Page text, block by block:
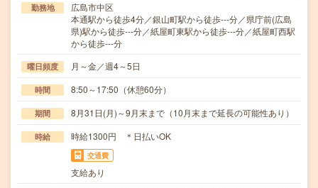
勤務地
広島市中区
本通駅から徒歩4分／銀山町駅から徒歩---分／県庁前(広島
県)駅から徒歩---分／紙屋町東駅から徒歩---分／紙屋町西駅
から徒歩---分
曜日頻度 月～金／週4～5日
時間 8:50～17:50（休憩60分）
期間 8月31日(月)～9月末まで（10月末まで延長の可能性あり）
時給 時給1300円 ＊日払いOK
交通費
支給あり